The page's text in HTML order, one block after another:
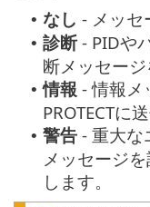
• なし - メッセ
• 診断 - PIDや
断メッセージ
• 情報 - 情報メ
PROTECTに
• 警告 - 重大な
メッセージを
します。